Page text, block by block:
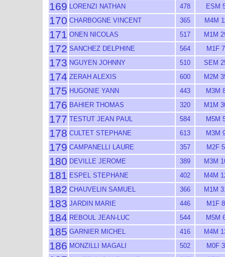
169 LORENZI NATHAN 478 ESM
170 CHARBOGNE VINCENT 365 M4M
171 ONEN NICOLAS 517 M1M
172 SANCHEZ DELPHINE 564 M1F 7
173 NGUYEN JOHNNY 510 SEM
174 ZERAH ALEXIS 600 M2M
175 HUGONIE YANN 443 M3M
176 BAHIER THOMAS 320 M1M
177 TESTUT JEAN PAUL 584 M5M
178 CULTET STEPHANE 613 M3M
179 CAMPANELLI LAURE 357 M2F 5
180 DEVILLE JEROME 389 M3M
181 ESPEL STEPHANE 402 M4M
182 CHAUVELIN SAMUEL 366 M1M
183 JARDIN MARIE 446 M1F 8
184 REBOUL JEAN-LUC 544 M5M
185 GARNIER MICHEL 416 M4M
186 MONZILLI MAGALI 502 M0F 3